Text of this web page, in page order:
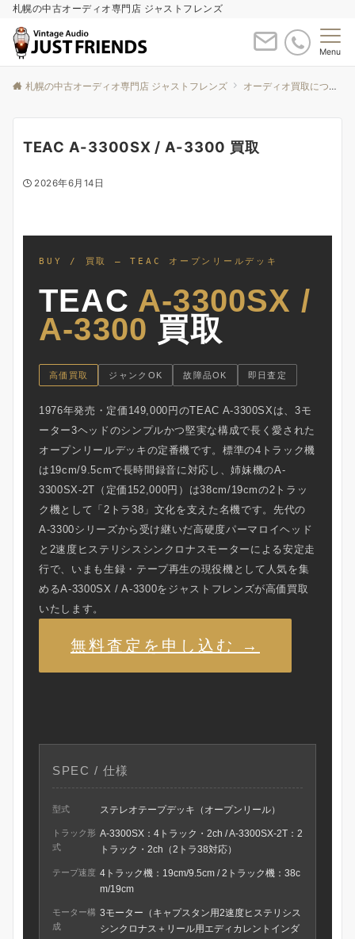
札幌の中古オーディオ専門店 ジャストフレンズ
Menu
札幌の中古オーディオ専門店 ジャストフレンズ オーディオ買取について
TEAC A-3300SX / A-3300 買取
2026年6月14日
BUY / 買取 — TEAC オープンリールデッキ
TEAC A-3300SX /
A-3300 買取
高価買取 ジャンクOK 故障品OK 即日査定
1976年発売・定価149,000円のTEAC A-3300SXは、3モ
ーター3ヘッドのシンプルかつ堅実な構成で長く愛された
オープンリールデッキの定番機です。標準の4トラック機
は19cm/9.5cmで長時間録音に対応し、姉妹機のA-
3300SX-2T（定価152,000円）は38cm/19cmの2トラッ
ク機として「2トラ38」文化を支えた名機です。先代の
A-3300シリーズから受け継いだ高硬度パーマロイヘッド
と2速度ヒステリシスシンクロナスモーターによる安定走
行で、いまも生録・テープ再生の現役機として人気を集
めるA-3300SX / A-3300をジャストフレンズが高価買取
いたします。
無料査定を申し込む →
SPEC / 仕様
型式 ステレオテープデッキ（オープンリール）
トラック形
式
A-3300SX：4トラック・2ch / A-3300SX-2T：2
トラック・2ch（2トラ38対応）
テープ速度 4トラック機：19cm/9.5cm / 2トラック機：38c
m/19cm
モーター構
成
3モーター（キャプスタン用2速度ヒステリシス
シンクロナス＋リール用エディカレントインダ